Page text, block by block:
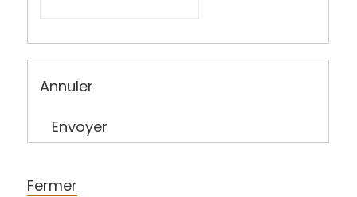
Annuler
Envoyer
Fermer